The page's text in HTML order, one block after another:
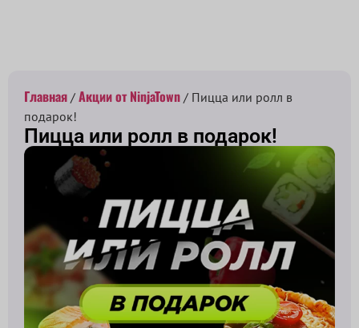
Главная / Акции от NinjaTown / Пицца или ролл в
подарок!
Пицца или ролл в подарок!